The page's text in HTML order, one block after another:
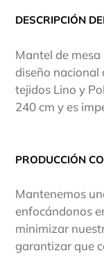
DESCRIPCIÓN
Mantel de
diseño nacional
tejidos Lino y
240 cm y es
PRODUCCIÓN
Mantenemos
enfocándonos
minimizar
garantizar que